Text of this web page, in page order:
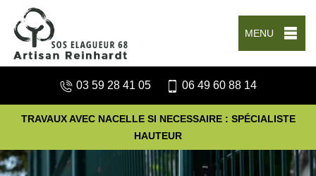
MENU
03 59 28 41 05 06 49 60 88 14
TRAVAUX AVEC NACELLE SI NECESSAIRE : SPÉCIALISTE
HAUTEUR